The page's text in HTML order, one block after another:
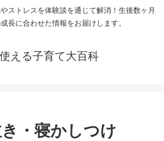
ストレスを体験談を通じて解消！生後数ヶ月
長に合わせた情報をお届けします。
える子育て大百科
・寝かしつけ